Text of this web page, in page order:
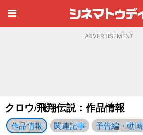
ADVERTISEMENT
クロウ/飛翔伝説：作品情報
作品情報 関連記事 予告編・動画